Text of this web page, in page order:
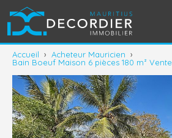
Accueil › Acheteur Mauricien ›
Bain Boeuf Maison 6 pièces 180 m² Vente